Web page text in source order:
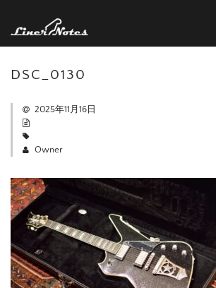
DSC_0130
2025年11月16日
Owner